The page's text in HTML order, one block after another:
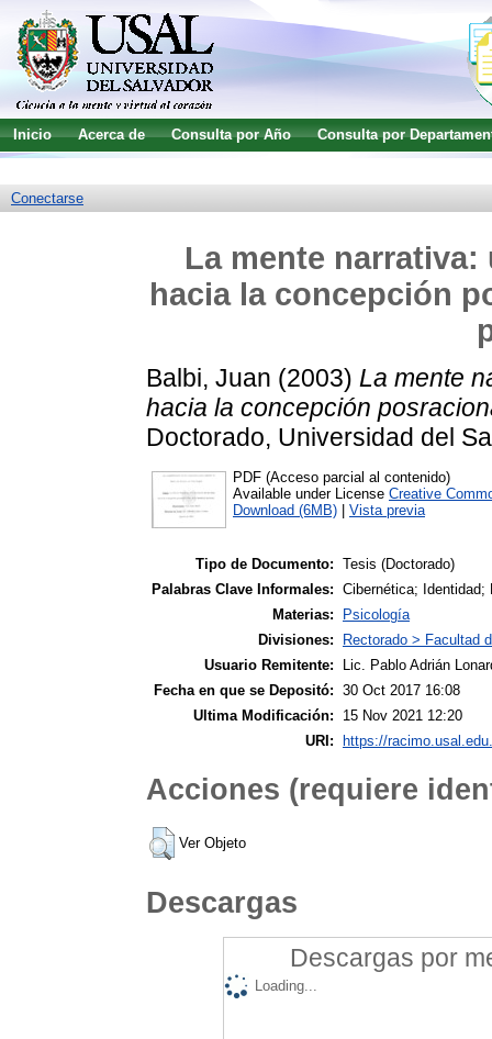
Inicio Acerca de Consulta por Año
Consulta por
Conectarse
La mente
hacia la concepción
Balbi, Juan (2003) La mente
hacia la concepción
Doctorado, Universidad del
PDF (Acceso parcial al contenido)
Available under License Creative
Download (6MB)
Vista previa
Tipo de Documento: Tesis (Doctorado)
Palabras Clave Informales: Cibernética; Identidad;
Materias:
Psicología
Divisiones:
Rectorado > Facultad
Usuario Remitente:
Lic. Pablo Adrián
Fecha en que se Depositó: 30 Oct 2017 16:08
Ultima Modificación:
15 Nov 2021 12:20
URI:
https://
Acciones (requiere
Ver Objeto
Descargas
Descargas por
Loading...